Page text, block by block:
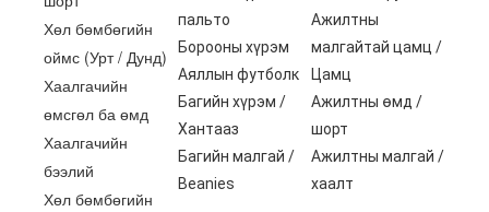
Хөл бөмбөгийн
оймс (Урт / Дунд)
Хаалгачийн
өмсгөл ба өмд
Хаалгачийн
бээлий
Хөл бөмбөгийн
пальто
Борооны хүрэм
Аяллын футболк
Багийн хүрэм /
Хантааз
Багийн малгай /
Beanies
Ажилтны
малгайтай цамц /
Цамц
Ажилтны өмд /
шорт
Ажилтны малгай /
хаалт